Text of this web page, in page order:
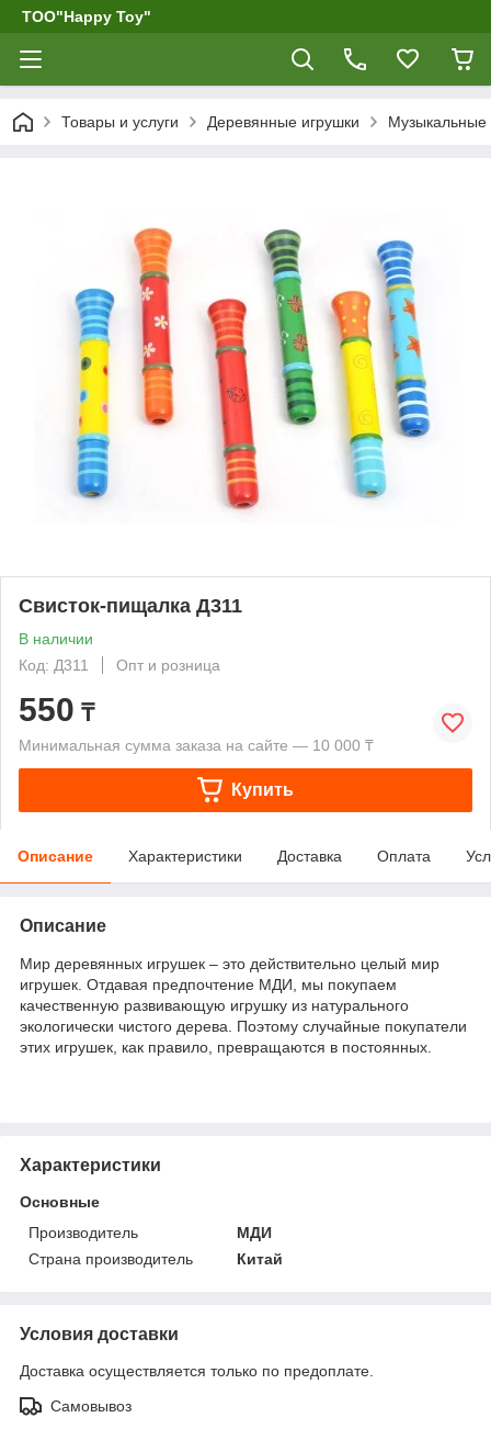
ТОО"Happy Toy"
Товары и услуги Деревянные игрушки Музыкальные
Свисток-пищалка Д311
В наличии
Код: Д311
Опт и розница
550 ₸
Минимальная сумма заказа на сайте — 10 000 ₸
Купить
Описание Характеристики Доставка Оплата
Описание
Мир деревянных игрушек – это действительно целый мир
игрушек. Отдавая предпочтение МДИ, мы покупаем
качественную развивающую игрушку из натурального
экологически чистого дерева. Поэтому случайные покупатели
этих игрушек, как правило, превращаются в постоянных.
Характеристики
Основные
Производитель
МДИ
Страна производитель
Китай
Условия доставки
Доставка осуществляется только по предоплате.
Самовывоз